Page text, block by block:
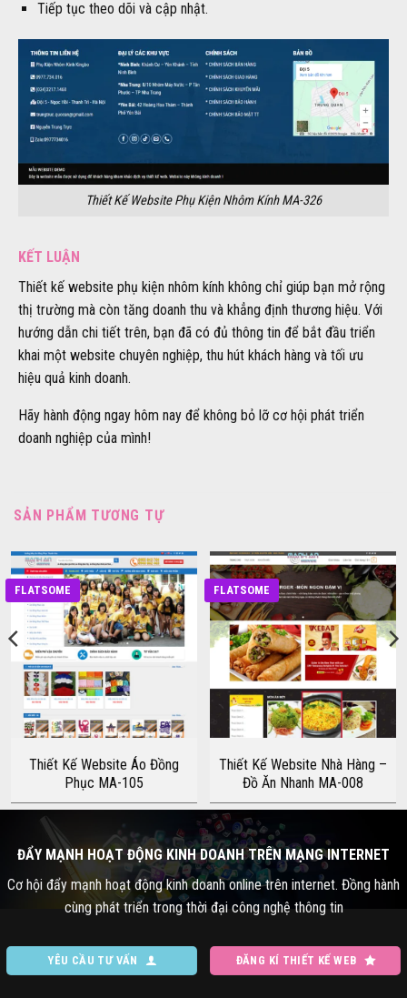
Tiếp tục theo dõi và cập nhật.
Thiết Kế Website Phụ Kiện Nhôm Kính MA-326
KẾT LUẬN
Thiết kế website phụ kiện nhôm kính không chỉ giúp bạn mở rộng
thị trường mà còn tăng doanh thu và khẳng định thương hiệu. Với
hướng dẫn chi tiết trên, bạn đã có đủ thông tin để bắt đầu triển
khai một website chuyên nghiệp, thu hút khách hàng và tối ưu
hiệu quả kinh doanh.
Hãy hành động ngay hôm nay để không bỏ lỡ cơ hội phát triển
doanh nghiệp của mình!
SẢN PHẨM TƯƠNG TỰ
FLATSOME
Thiết Kế Website Áo Đồng
Phục MA-105
FLATSOME
Thiết Kế Website Nhà Hàng –
Đồ Ăn Nhanh MA-008
ĐẨY MẠNH HOẠT ĐỘNG KINH DOANH TRÊN MẠNG INTERNET
Cơ hội đẩy mạnh hoạt động kinh doanh online trên internet. Đồng hành
cùng phát triển trong thời đại công nghệ thông tin
YÊU CẦU TƯ VẤN ĐĂNG KÍ THIẾT KẾ WEB